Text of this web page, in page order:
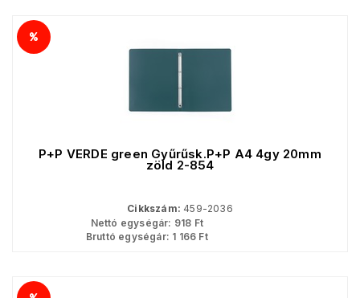
P+P VERDE green Gyűrűsk.P+P A4 4gy 20mm
zöld 2-854
Cikkszám: 459-2036
Nettó egységár: 918 Ft
Bruttó egységár: 1 166 Ft